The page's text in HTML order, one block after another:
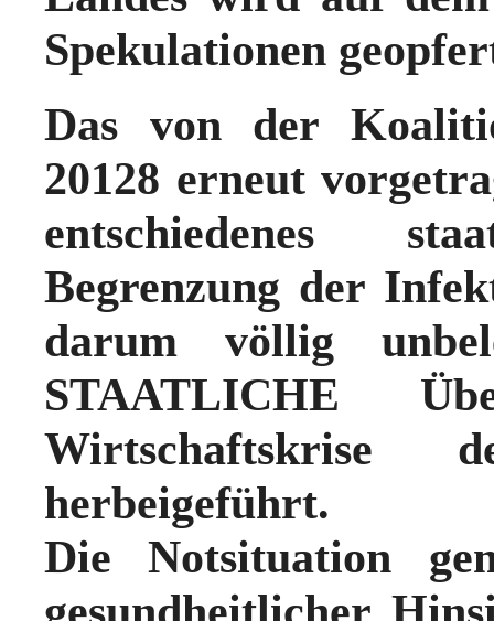
Spekulationen
Das von der
20128 erneut
entschiedenes
Begrenzung der
darum völlig
STAATLICHE
Wirtschaftskrise
herbeigeführt.
Die Notsituation
gesundheitlicher